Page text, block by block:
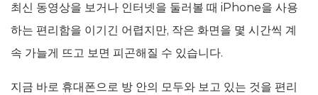
최신 동영상을 보거나 인터넷을 둘러볼 때 iPhone을 사용
하는 편리함을 이기긴 어렵지만, 작은 화면을 몇 시간씩 계
속 가늘게 뜨고 보면 피곤해질 수 있습니다.
지금 바로 휴대폰으로 방 안의 모두와 보고 있는 것을 편리